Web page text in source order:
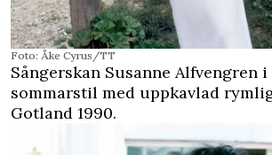
Foto: Åke Cyrus/TT
Sångerskan Susanne Alfvengren
sommarstil med uppkavlad
Gotland 1990.